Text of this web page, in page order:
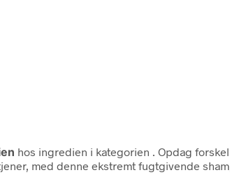
hos ingredien i kategorien
. Opdag
med denne ekstremt fugtgivende